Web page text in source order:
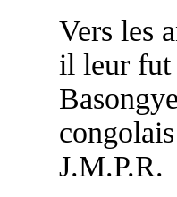
Vers les
il leur fut
J.M.P.R.